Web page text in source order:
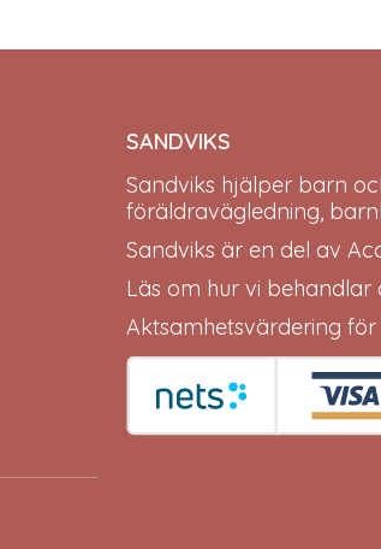
SANDVIKS
Sandviks hjälper barn
föräldravägledning,
Sandviks är en del av
Läs om hur vi behandlar
Aktsamhetsvärdering för